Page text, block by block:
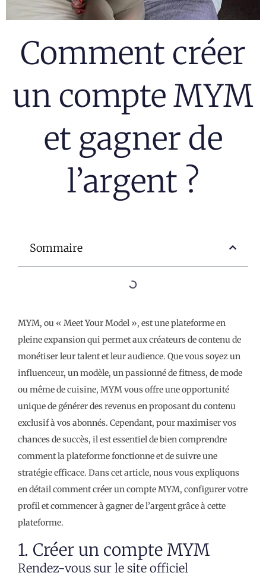
Comment créer
un compte MYM
et g​agner de
l’argent ?
Sommaire
MYM, ou « Meet Your Model », est une plateforme en
pleine expansion qui permet aux créateurs de contenu de
monétiser leur talent et leur audience. Que vous soyez un
influenceur, un modèle, un passionné de fitness, de mode
ou même de cuisine, MYM vous offre une opportunité
unique de générer des revenus en proposant du contenu
exclusif à vos abonnés. Cependant, pour maximiser vos
chances de succès, il est essentiel de bien comprendre
comment la plateforme fonctionne et de suivre une
stratégie efficace. Dans cet article, nous vous expliquons
en détail comment créer un compte MYM, configurer votre
profil et commencer à gagner de l’argent grâce à cette
plateforme.
1. Créer un compte MYM
Rendez-vous sur le site officiel